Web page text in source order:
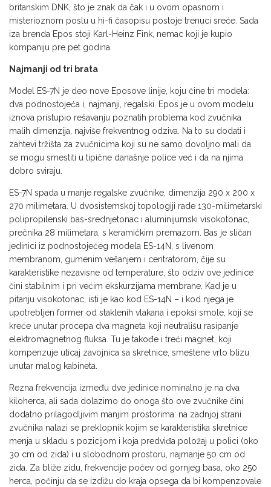
britanskim DNK, što je znak da čak i u ovom opasnom i
misterioznom poslu u hi-fi časopisu postoje trenuci sreće. Sada
iza brenda Epos stoji Karl-Heinz Fink, nemac koji je kupio
kompaniju pre pet godina.
Najmanji od tri brata
Model ES-7N je deo nove Eposove linije, koju čine tri modela:
dva podnostojeća i, najmanji, regalski. Epos je u ovom modelu
iznova pristupio rešavanju poznatih problema kod zvučnika
malih dimenzija, najviše frekventnog odziva. Na to su dodati i
zahtevi tržišta za zvučnicima koji su ne samo dovoljno mali da
se mogu smestiti u tipične današnje police već i da na njima
dobro sviraju.
ES-7N spada u manje regalske zvučnike, dimenzija 290 x 200 x
270 milimetara. U dvosistemskoj topologiji rade 130-milimetarski
polipropilenski bas-srednjetonac i aluminijumski visokotonac,
prečnika 28 milimetara, s keramičkim premazom. Bas je sličan
jedinici iz podnostojećeg modela ES-14N, s livenom
membranom, gumenim vešanjem i centratorom, čije su
karakteristike nezavisne od temperature, što odziv ove jedinice
čini stabilnim i pri većim ekskurzijama membrane. Kad je u
pitanju visokotonac, isti je kao kod ES-14N – i kod njega je
upotrebljen former od staklenih vlakana i epoksi smole, koji se
kreće unutar procepa dva magneta koji neutrališu rasipanje
elektromagnetnog fluksa. Tu je takođe i treći magnet, koji
kompenzuje uticaj zavojnica sa skretnice, smeštene vrlo blizu
unutar malog kabineta.
Rezna frekvencija između dve jedinice nominalno je na dva
kiloherca, ali sada dolazimo do onoga što ove zvučnike čini
dodatno prilagodljivim manjim prostorima: na zadnjoj strani
zvučnika nalazi se preklopnik kojim se karakteristika skretnice
menja u skladu s pozicijom i koja predviđa položaj u polici (oko
30 cm od zida) i u slobodnom prostoru, najmanje 50 cm od
zida. Za bliže zidu, frekvencije počev od gornjeg basa, oko 250
herca, počinju da se izdižu do kraja opsega da bi kompenzovale